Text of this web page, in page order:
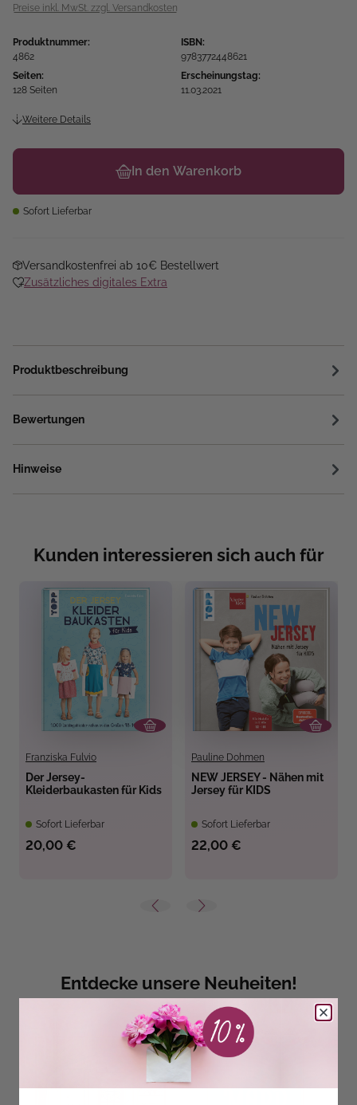
Preise inkl. MwSt. zzgl. Versandkosten
Produktnummer:
4862
ISBN:
9783772448621
Seiten:
128 Seiten
Erscheinungstag:
11.03.2021
Weitere Details
In den Warenkorb
Sofort Lieferbar
Versandkostenfrei ab 10€ Bestellwert
Zusätzliches digitales Extra
Produktbeschreibung
Bewertungen
Hinweise
Kunden interessieren sich auch für
Franziska Fulvio
Der Jersey-
Kleiderbaukasten für Kids
Sofort Lieferbar
20,00 €
Pauline Dohmen
NEW JERSEY - Nähen mit
Jersey für KIDS
Sofort Lieferbar
22,00 €
Entdecke unsere Neuheiten!